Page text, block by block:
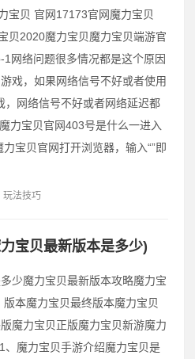
宝贝 官网17173官网魔力宝贝
贝2020魔力宝贝魔力宝贝端游官
网络问题很多情况都是这个原因
戏，如果网络信号不好或者使用
，网络信号不好或者网络延迟都
力宝贝官网403号是什么一进入
宝贝官网打开浏览器，输入“”即
玩法技巧
宝贝最新版本是多少)
少魔力宝贝最新版本攻略魔力宝
本魔力宝贝最终版本魔力宝贝
魔力宝贝正版魔力宝贝新游魔力
、魔力宝贝手游介绍魔力宝贝是